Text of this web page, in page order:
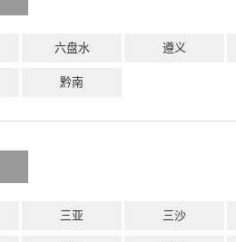
六盘水 遵义
黔南
三亚 三沙